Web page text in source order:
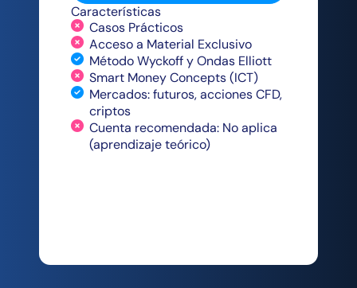
Características
Casos Prácticos
Acceso a Material Exclusivo
Método Wyckoff y Ondas Elliott
Smart Money Concepts (ICT)
Mercados: futuros, acciones CFD,
criptos
Cuenta recomendada: No aplica
(aprendizaje teórico)